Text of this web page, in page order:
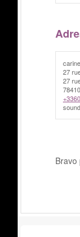
27
27
Bravo